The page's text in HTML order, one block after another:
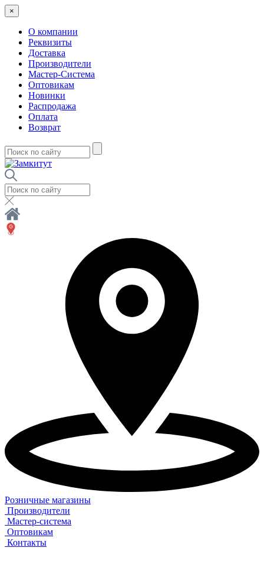
×
О компании
Реквизиты
Доставка
Производители
Мастер-Система
Оптовикам
Новинки
Распродажа
Оплата
Возврат
Розничные магазины
Производители
Мастер-система
Оптовикам
Контакты